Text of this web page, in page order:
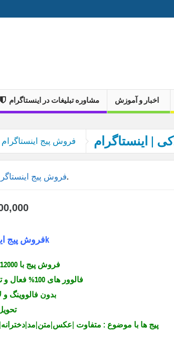
مشاوره تبلیغات در اینستاگرام اخبار و آموزش
فروش پیج اینستاگرام
خرید پیج اینستاگرام 12کی | اینستاگرام
فروش پیج.
فروش پیج اینستاگرام 12k
فالوور های 100% فعال و تضمینی
بدون فالووینگ و
تحویل فوری
پیج ها با موضوع : متفاوت